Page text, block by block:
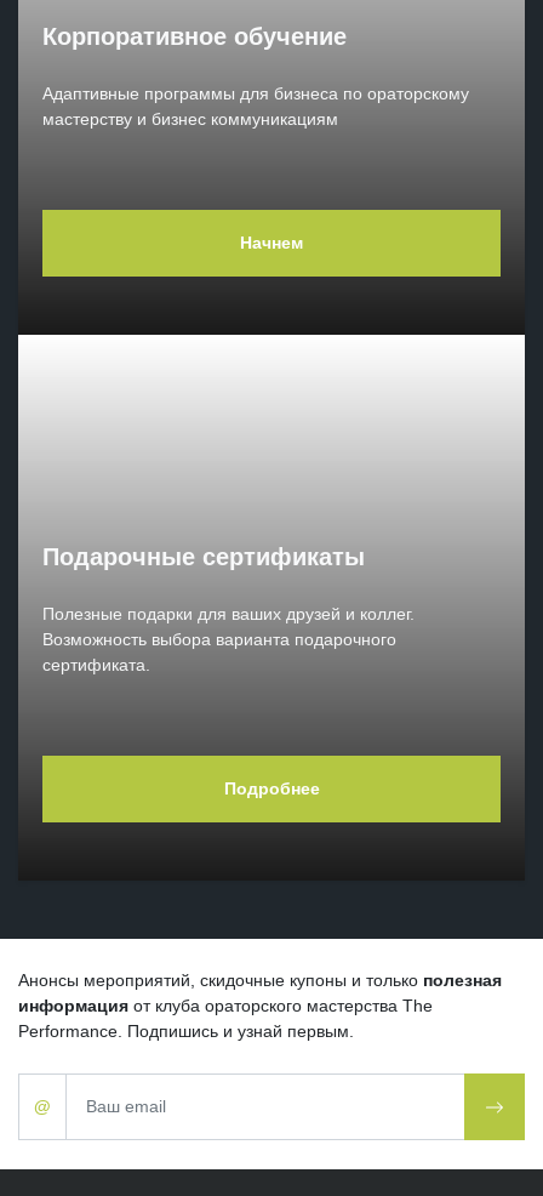
Корпоративное обучение
Адаптивные программы для бизнеса по ораторскому
мастерству и бизнес коммуникациям
Начнем
Подарочные сертификаты
Полезные подарки для ваших друзей и коллег.
Возможность выбора варианта подарочного
сертификата.
Подробнее
Анонсы мероприятий, скидочные купоны и только полезная
информация от клуба ораторского мастерства The
Performance . Подпишись и узнай первым.
@